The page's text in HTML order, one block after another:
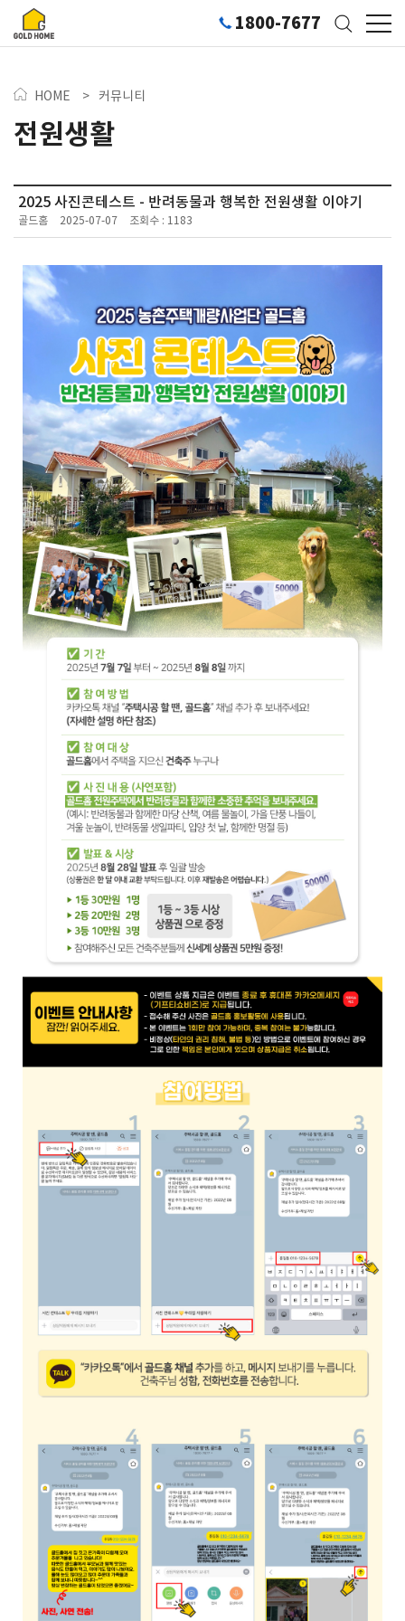
1800-7677
HOME > 커뮤니티
전원생활
2025 사진콘테스트 - 반려동물과 행복한 전원생활 이야기
골드홈 2025-07-07 조회수 : 1183